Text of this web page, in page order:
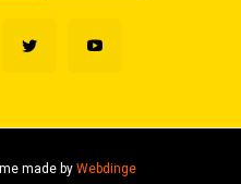
made byWebdinge